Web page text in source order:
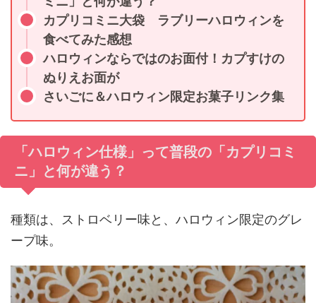
カプリコミニ大袋 ラブリーハロウィンを
食べてみた感想
ハロウィンならではのお面付！カプすけの
ぬりえお面が
さいごに＆ハロウィン限定お菓子リンク集
「ハロウィン仕様」って普段の「カプリコミ
ニ」と何が違う？
種類は、ストロベリー味と、ハロウィン限定のグレ
ープ味。